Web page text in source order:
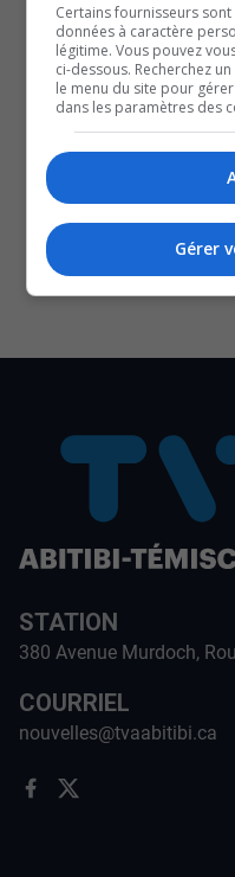
faire le point sur cette
QUESTION DU JOUR
SOUTENIR NOS
CULTURE
STATION
380 Avenue Murdoch,
COURRIEL
nouvelles@tvaabitibi.ca
Certains fournisseurs
données à caractère
légitime. Vous pouvez
ci-dessous. Recherchez
le menu du site pour
dans les paramètres des
Gérer